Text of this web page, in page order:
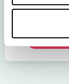
CODA
Bekijk